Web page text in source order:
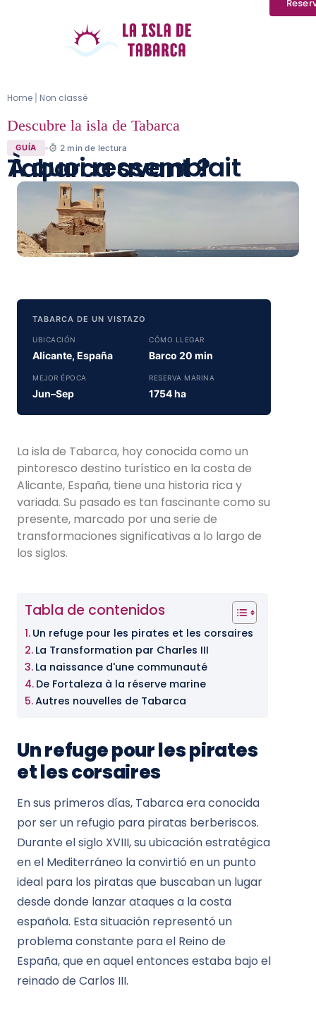
Home Non classé
Descubre la isla de Tabarca
GUÍA 2 min de lectura
À quoi ressemblait Tabarca avant ?
TABARCA DE UN VISTAZO
UBICACIÓN
Alicante, España
CÓMO LLEGAR
Barco 20 min
MEJOR ÉPOCA
Jun–Sep
RESERVA MARINA
1754 ha
La isla de Tabarca, hoy conocida como un
pintoresco destino turístico en la costa de
Alicante, España, tiene una historia rica y
variada. Su pasado es tan fascinante como su
presente, marcado por una serie de
transformaciones significativas a lo largo de
los siglos.
Tabla de contenidos
Un refuge pour les pirates et les corsaires
La Transformation par Charles III
La naissance d'une communauté
De Fortaleza à la réserve marine
Autres nouvelles de Tabarca
Un refuge pour les pirates
et les corsaires
En sus primeros días, Tabarca era conocida
por ser un refugio para piratas berberiscos.
Durante el siglo XVIII, su ubicación estratégica
en el Mediterráneo la convirtió en un punto
ideal para los piratas que buscaban un lugar
desde donde lanzar ataques a la costa
española. Esta situación representó un
problema constante para el Reino de
España, que en aquel entonces estaba bajo el
reinado de Carlos III.